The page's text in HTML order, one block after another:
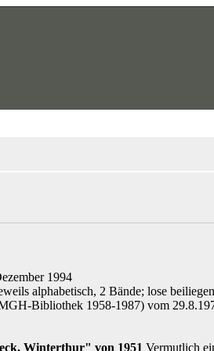
1994
alphabetisch, 2 Bände; lose
Bibliothek 1958-1987) vom
Winterthur" von 1951 Vermutlich